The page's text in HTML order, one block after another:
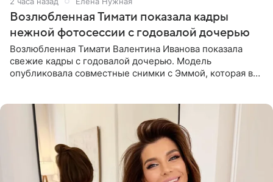
Возлюбленная Тимати показала кадры
нежной фотосессии с годовалой дочерью
Возлюбленная Тимати Валентина Иванова показала
свежие кадры с годовалой дочерью. Модель
опубликовала совместные снимки с Эммой, которая в